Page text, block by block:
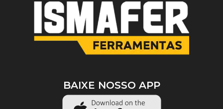
BAIXE NOSSO APP